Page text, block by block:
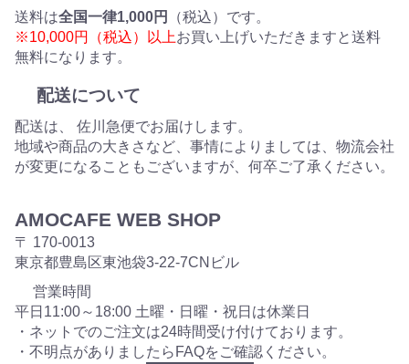
送料は全国一律1,000円
（税込）です。
※10,000円（税込）以上お買い上げいただきますと送料
無料になります。
配送について
配送は、 佐川急便でお届けします。
地域や商品の大きさなど、事情によりましては、物流会社
が変更になることもございますが、何卒ご了承ください。
AMOCAFE WEB SHOP
〒 170-0013
東京都豊島区東池袋3-22-7CNビル
営業時間
平日11:00～18:00 土曜・日曜・祝日は休業日
・ネットでのご注文は24時間受け付けております。
・不明点がありましたらFAQをご確認ください。